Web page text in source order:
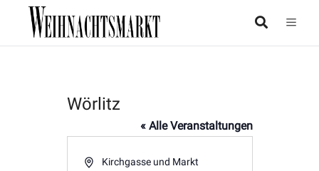
Wörlitz
« Alle Veranstaltungen
AdresseKirchgasse und Markt